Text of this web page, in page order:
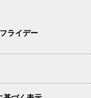
ライデー